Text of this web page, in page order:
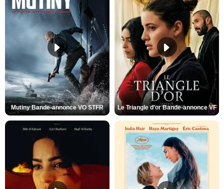
Mutiny Bande-annonce VO STFR Le Triangle d'or Bande-annonce VF